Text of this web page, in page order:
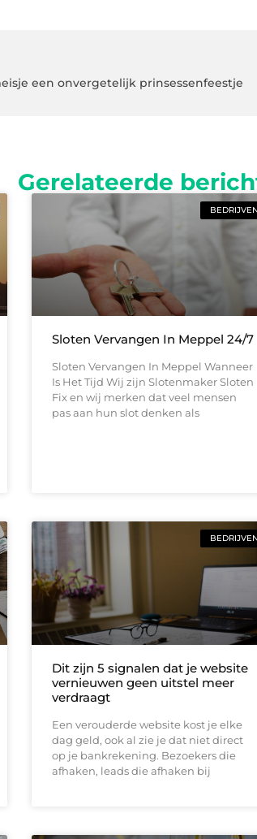
een onvergetelijk prinsessenfeestje
Gerelateerde
BEDRIJVEN
Sloten Vervangen In Meppel 24/7
Sloten Vervangen In Meppel Wanneer
Is Het Tijd Wij zijn Slotenmaker Sloten
Fix en wij merken dat veel mensen
pas aan hun slot denken als
BEDRIJVEN
Dit zijn 5 signalen dat je website
vernieuwen geen uitstel meer
verdraagt
Een verouderde website kost je elke
dag geld, ook al zie je dat niet direct
op je bankrekening. Bezoekers die
afhaken, leads die afhaken bij